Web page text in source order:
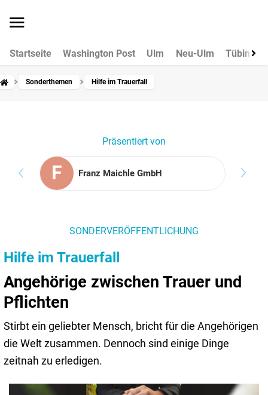
Startseite Washington Post Ulm Neu-Ulm Tübingen
Sonderthemen Hilfe im Trauerfall
Präsentiert von
F Franz Maichle GmbH
SONDERVERÖFFENTLICHUNG
Hilfe im Trauerfall
Angehörige zwischen Trauer und
Pflichten
Stirbt ein geliebter Mensch, bricht für die Angehörigen
die Welt zusammen. Dennoch sind einige Dinge
zeitnah zu erledigen.